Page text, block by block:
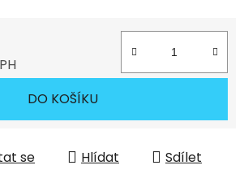
DO KOŠÍKU
se Hlídat Sdílet